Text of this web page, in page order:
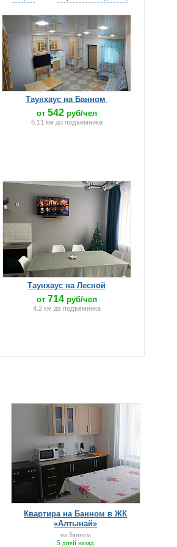
Таунхаус на Банном
от 542руб/чел
6.11 км до подъемника
Таунхаус на Лесной
от 714руб/чел
4.2 км до подъемника
Квартира на Банном в ЖК
«Алтынай»
на Банном
5 дней назад